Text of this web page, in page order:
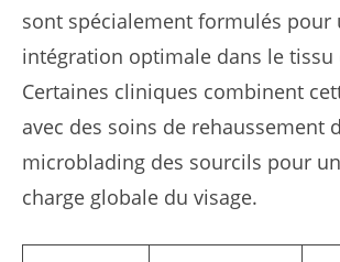
sont spécialement formulés pour
intégration optimale dans le tissu
Certaines cliniques combinent
avec des soins de rehaussement
microblading des sourcils pour
charge globale du visage.